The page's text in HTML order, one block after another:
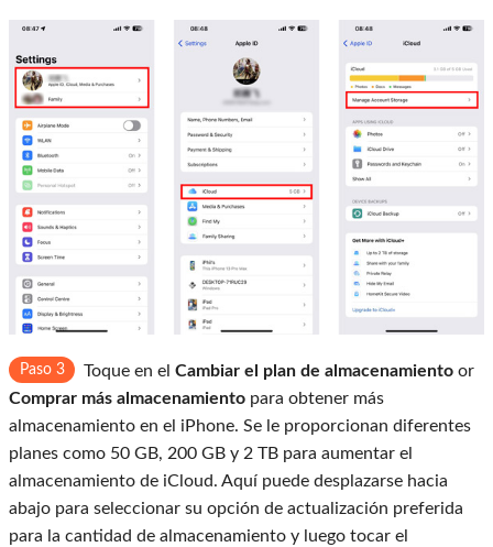
Paso 3 Toque en el Cambiar el plan de almacenamiento or
Comprar más almacenamiento para obtener más
almacenamiento en el iPhone. Se le proporcionan diferentes
planes como 50 GB, 200 GB y 2 TB para aumentar el
almacenamiento de iCloud. Aquí puede desplazarse hacia
abajo para seleccionar su opción de actualización preferida
para la cantidad de almacenamiento y luego tocar el